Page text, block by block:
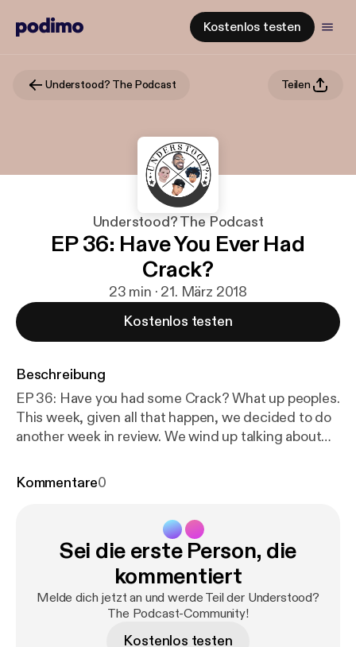
Kostenlos testen
Understood? The Podcast Teilen
Understood? The Podcast
EP 36: Have You Ever Had
Crack?
23 min · 21. März 2018
Kostenlos testen
Beschreibung
EP 36: Have you had some Crack? What up peoples.
This week, given all that happen, we decided to do
another week in review. We wind up talking about
that drove this weekend’s conversation. Migos
Desus & Mero. Give this episode a listen and lets
continue the conversation on one of our many
Twitter: 1ifeMedia Soundcloud:
understoodthepodcast Youtube:https://www.youtu
Kommentare0
Sei die erste Person, die
kommentiert
Melde dich jetzt an und werde Teil der Understood?
The Podcast-Community!
Kostenlos testen